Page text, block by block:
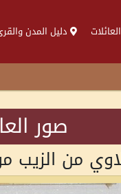
دليل المدن
صور
1939مع فريق مركز